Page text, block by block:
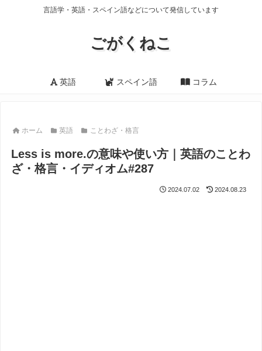
言語学・英語・スペイン語などについて発信しています
ごがくねこ
英語 スペイン語 コラム
ホーム 英語 ことわざ・格言
Less is more.の意味や使い方｜英語のことわ
ざ・格言・イディオム#287
2024.07.02 2024.08.23